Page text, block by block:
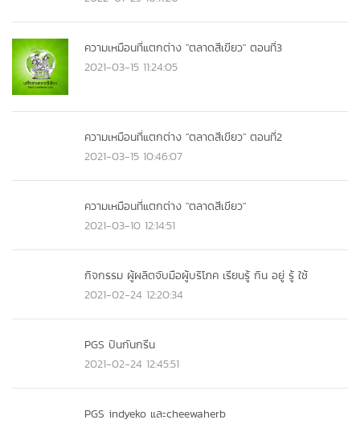
ความเหมือนที่แตกต่าง "ตลาดสีเขียว" ตอนที่3
2021-03-15 11:24:05
ความเหมือนที่แตกต่าง "ตลาดสีเขียว" ตอนที่2
2021-03-15 10:46:07
ความเหมือนที่แตกต่าง "ตลาดสีเขียว"
2021-03-10 12:14:51
กิจกรรม ผู้ผลิตจับมือผู้บริโภค เรียนรู้ กิน อยู่ รู้ ใช้
2021-02-24 12:20:34
PGS ปันกันกรีน
2021-02-24 12:45:51
PGS indyeko และcheewaherb